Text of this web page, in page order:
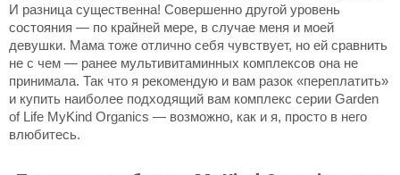
И разница существенна! Совершенно другой уровень
состояния — по крайней мере, в случае меня и моей
девушки. Мама тоже отлично себя чувствует, но ей сравнить
не с чем — ранее мультивитаминных комплексов она не
принимала. Так что я рекомендую и вам разок «переплатить»
и купить наиболее подходящий вам комплекс серии Garden
of Life MyKind Organics — возможно, как и я, просто в него
влюбитесь.